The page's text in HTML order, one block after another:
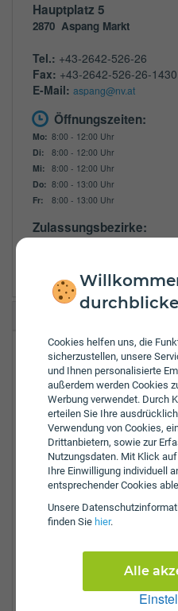
Cookies helfen uns, die
sicherzustellen, unsere
und Ihnen personalisierte
außerdem werden Cookies
Werbung verwendet. Durch
erteilen Sie Ihre
Verwendung von Cookies,
Drittanbietern, sowie zur
Nutzungsdaten. Mit Klick
Ihre Einwilligung individuell
entsprechender Cookies
Unsere
finden Sie hier.
Alle
Hauptplatz 5
2870 Aspang Markt
Tel.: +43-2642-526-26
Fax: +43-2642-526-26-
E-Mail: aspang@nv.at
Öffnungszeiten:
Mo: 8:00 - 12:00 Uhr
Di:
8:00 - 12:00 Uhr
Mi: 8:00 - 12:00 Uhr
Do: 8:00 - 13:00 Uhr
Fr:
8:00 - 13:00 Uhr
Zulassungsbezirke:
Bahnstraße 8
2870 Aspang/Wechsel
Tel.:+43-2642-52326-0
Fax:+43-2642-53852
Öffnungszeiten:
8:00 - 12:00 Uhr
8:00 - 12:00 Uhr
8:00 - 12:00 Uhr
8:00 - 13:00 Uhr
Zulassungsbezirke: